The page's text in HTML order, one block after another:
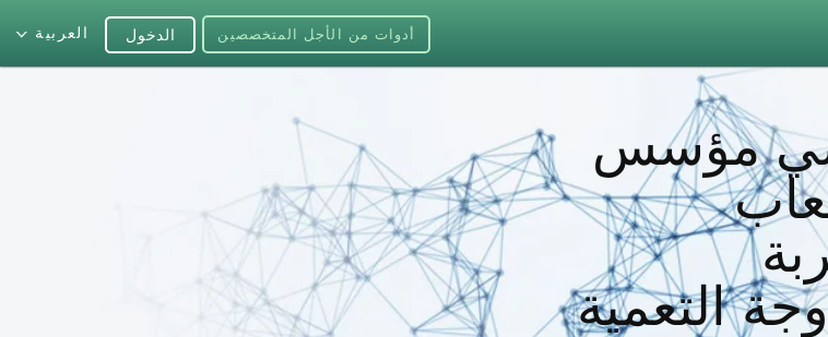
أدوات من الأجل المتخصصين العربية الدخول
مؤسس
التعمية